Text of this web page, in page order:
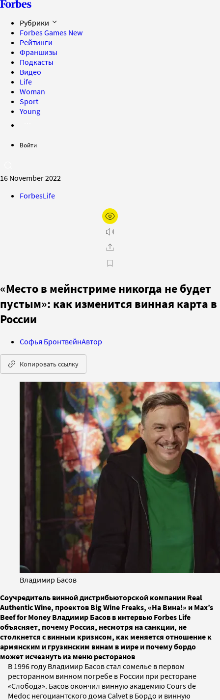
Рубрики
Forbes Games New
Рейтинги
Франшизы
Подкасты
Видео
Life
Woman
Sport
Young
Войти
16 November 2022
ForbesLife
«Место в мейнстриме никогда не будет
пустым»: как изменится винная карта в
России
Софья БронтвейнАвтор
Копировать ссылку
Владимир Басов
Соучредитель винной дистрибьюторской компании Real
Authentic Wine, проектов Big Wine Freaks, «На Вина!» и Max’s
Beef for Money Владимир Басов в интервью Forbes Life
объясняет, почему Россия, несмотря на санкции, не
столкнется с винным кризисом, как меняется отношение к
армянским и грузинским винам в мире и почему бордо
может исчезнуть из меню ресторанов
В 1996 году Владимир Басов стал сомелье в первом
ресторанном винном погребе в России при ресторане
«Слобода». Басов окончил винную академию Cours de
Medoc негоциантского дома Calvet в Бордо и винную